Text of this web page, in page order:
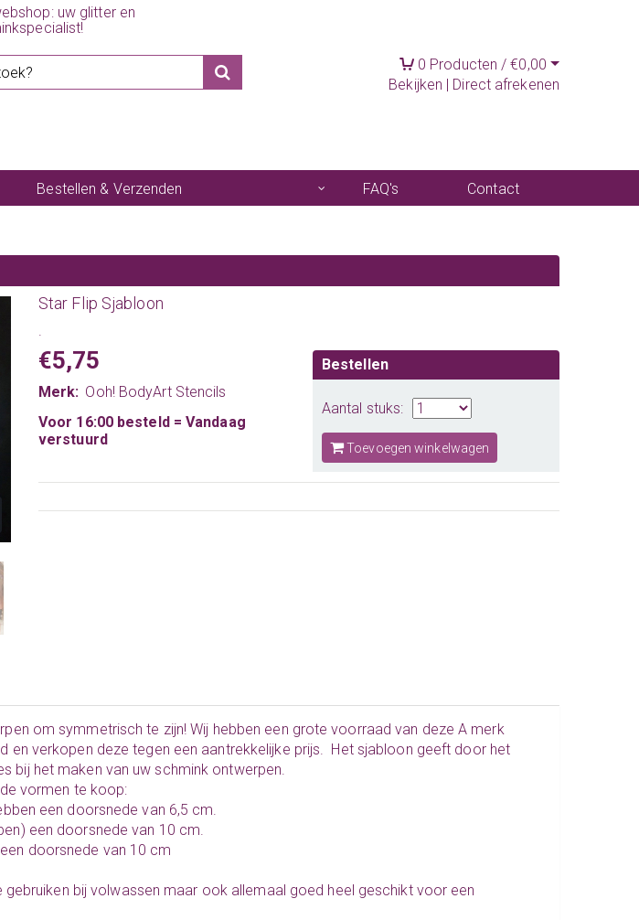
uw glitter en
0 Producten /€0,00
Bekijken | Direct afrekenen
Bestellen & Verzenden FAQ's
Contact
Star Flip Sjabloon
.
€5,75
Merk: Ooh! BodyArt Stencils
Voor 16:00 besteld = Vandaag
verstuurd
Bestellen
Aantal stuks:
Toevoegen winkelwagen
om symmetrisch te zijn! Wij hebben een grote voorraad van deze A merk
en verkopen deze tegen een aantrekkelijke prijs. Het sjabloon geeft door het
bij het maken van uw schmink ontwerpen.
vormen te koop:
een doorsnede van 6,5 cm.
een doorsnede van 10 cm.
doorsnede van 10 cm
gebruiken bij volwassen maar ook allemaal goed heel geschikt voor een